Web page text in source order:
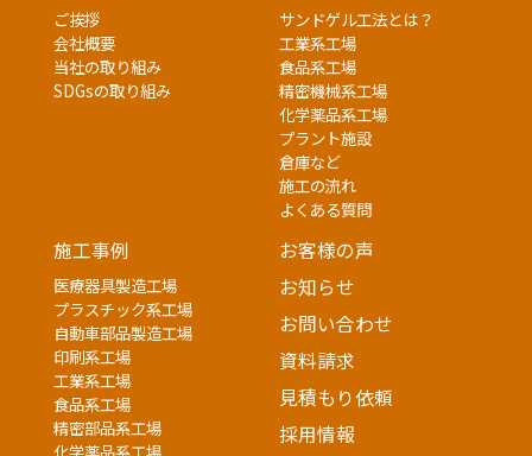
ご挨拶
会社概要
当社の取り組み
SDGsの取り組み
サンドゲル工法とは？
工業系工場
食品系工場
精密機械系工場
化学薬品系工場
プラント施設
倉庫など
施工の流れ
よくある質問
施工事例
医療器具製造工場
プラスチック系工場
自動車部品製造工場
印刷系工場
工業系工場
食品系工場
精密部品系工場
お客様の声
お知らせ
お問い合わせ
資料請求
見積もり依頼
採用情報